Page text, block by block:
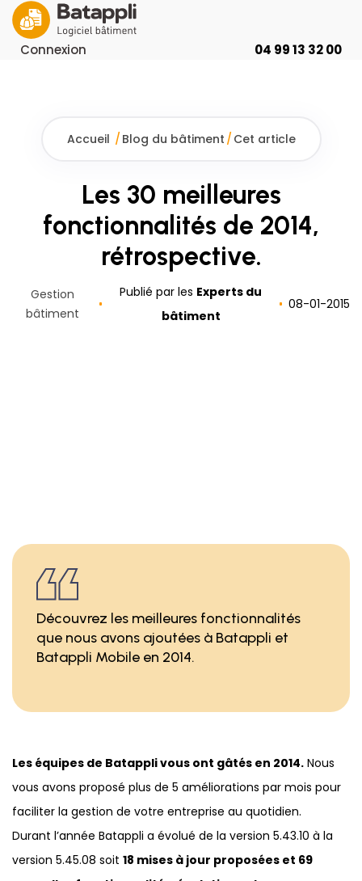
Connexion 04 99 13 32 00
Accueil / Blog du bâtiment / Cet article
Les 30 meilleures
fonctionnalités de 2014,
rétrospective.
Gestion
bâtiment
Publié par les Experts du
bâtiment
08-01-2015
Découvrez les meilleures fonctionnalités
que nous avons ajoutées à Batappli et
Batappli Mobile en 2014.
Les équipes de Batappli vous ont gâtés en 2014. Nous
vous avons proposé plus de 5 améliorations par mois pour
faciliter la gestion de votre entreprise au quotidien.
Durant l’année Batappli a évolué de la version 5.43.10 à la
version 5.45.08 soit 18 mises à jour proposées et 69